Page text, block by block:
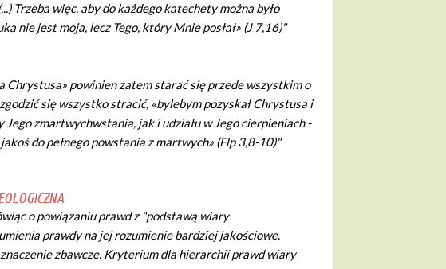
Trzeba więc, aby do każdego katechety można było
nie jest moja, lecz Tego, który Mnie posłał» (J 7,16)"
Chrystusa» powinien zatem starać się przede wszystkim o
się wszystko stracić, «bylebym pozyskał Chrystusa i
Jego zmartwychwstania, jak i udziału w Jego cierpieniach -
do pełnego powstania z martwych» (Flp 3,8-10)"
o powiązaniu prawd z "podstawą wiary
prawdy na jej rozumienie bardziej jakościowe.
zbawcze. Kryterium dla hierarchii prawd wiary